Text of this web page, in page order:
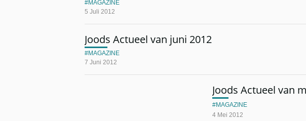
5 Juli 2012
MAGAZINE
Joods Actueel van juni 2012
7 Juni 2012
MAGAZINE
Joods Actueel van
4 Mei 2012
MAGAZINE